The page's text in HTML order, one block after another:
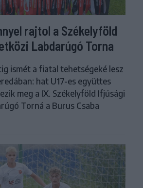
rajtol a Székelyföld
Labdarúgó Torna
ismét a fiatal tehetségeké lesz
hat U17-es együttes
meg a IX. Székelyföld Ifjúsági
Torná a Burus Csaba